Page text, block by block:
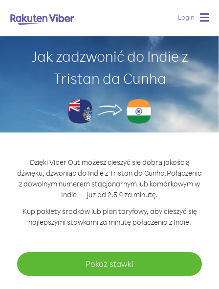
Login
Jak zadzwonić do Indie z
Tristan da Cunha
Dzięki Viber Out możesz cieszyć się dobrą jakością
dźwięku, dzwoniąc do Indie z Tristan da Cunha.Połączenia
z dowolnym numerem stacjonarnym lub komórkowym w
Indie — już od 2.5 ¢ za minutę.
Kup pakiety środków lub plan taryfowy, aby cieszyć się
najlepszymi stawkami za minutę połączenia z Indie.
Pokaż stawki